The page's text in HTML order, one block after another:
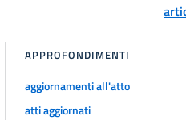
APPROFONDIMENTI
aggiornamenti all'atto
atti aggiornati